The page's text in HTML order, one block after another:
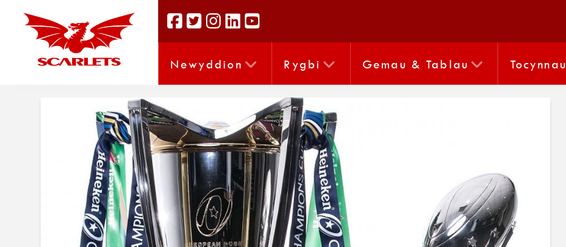
Newyddion Rygbi Gemau & Tablau Tocynnau